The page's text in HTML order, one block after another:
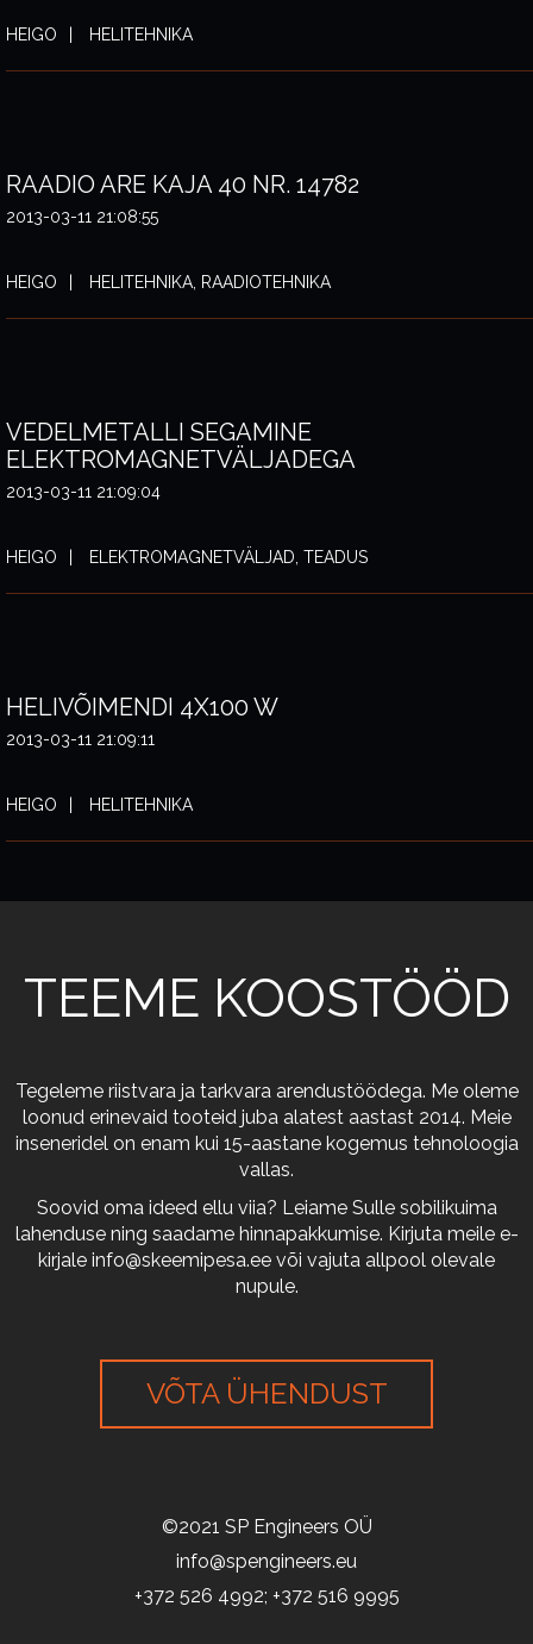
HEIGO HELITEHNIKA
RAADIO ARE KAJA 40 NR. 14782
2013-03-11 21:08:55
HEIGO HELITEHNIKA, RAADIOTEHNIKA
VEDELMETALLI SEGAMINE
ELEKTROMAGNETVÄLJADEGA
2013-03-11 21:09:04
HEIGO ELEKTROMAGNETVÄLJAD, TEADUS
HELIVÕIMENDI 4X100 W
2013-03-11 21:09:11
HEIGO HELITEHNIKA
TEEME KOOSTÖÖD
Tegeleme riistvara ja tarkvara arendustöödega. Me oleme
loonud erinevaid tooteid juba alatest aastast 2014. Meie
inseneridel on enam kui 15-aastane kogemus tehnoloogia
vallas.
Soovid oma ideed ellu viia? Leiame Sulle sobilikuima
lahenduse ning saadame hinnapakkumise. Kirjuta meile e-
kirjale info@skeemipesa.ee või vajuta allpool olevale
nupule.
VÕTA ÜHENDUST
©2021 SP Engineers OÜ
info@spengineers.eu
+372 526 4992; +372 516 9995